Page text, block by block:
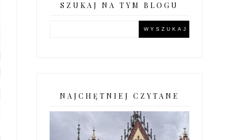
SZUKAJ NA TYM BLOGU
NAJCHĘTNIEJ CZYTANE